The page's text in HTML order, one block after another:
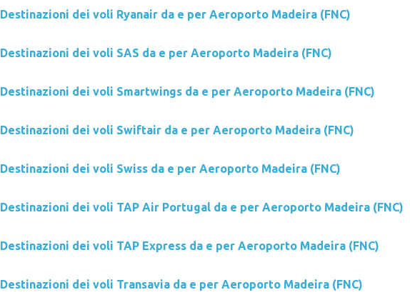
Destinazioni dei voli Ryanair da e per Aeroporto Madeira (FNC)
Destinazioni dei voli SAS da e per Aeroporto Madeira (FNC)
Destinazioni dei voli Smartwings da e per Aeroporto Madeira (FNC)
Destinazioni dei voli Swiftair da e per Aeroporto Madeira (FNC)
Destinazioni dei voli Swiss da e per Aeroporto Madeira (FNC)
Destinazioni dei voli TAP Air Portugal da e per Aeroporto Madeira (FNC)
Destinazioni dei voli TAP Express da e per Aeroporto Madeira (FNC)
Destinazioni dei voli Transavia da e per Aeroporto Madeira (FNC)